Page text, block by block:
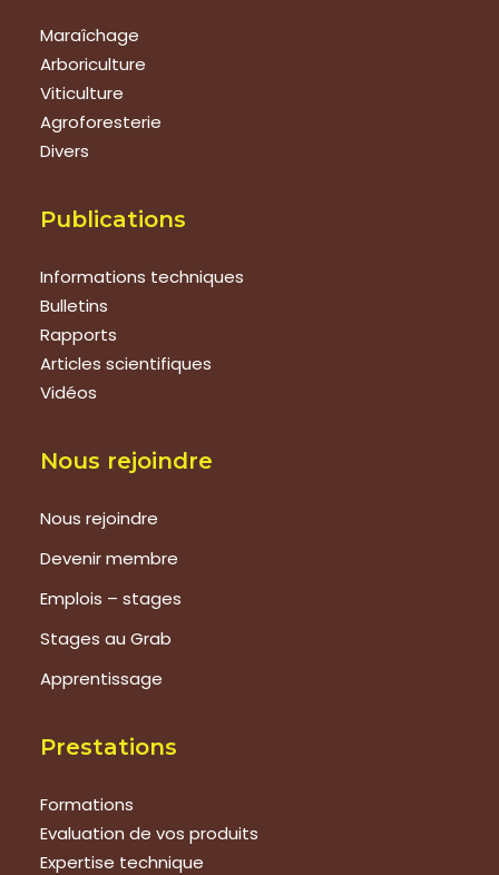
Maraîchage
Arboriculture
Viticulture
Agroforesterie
Divers
Publications
Informations techniques
Bulletins
Rapports
Articles scientifiques
Vidéos
Nous rejoindre
Nous rejoindre
Devenir membre
Emplois – stages
Stages au Grab
Apprentissage
Prestations
Formations
Evaluation de vos produits
Expertise technique